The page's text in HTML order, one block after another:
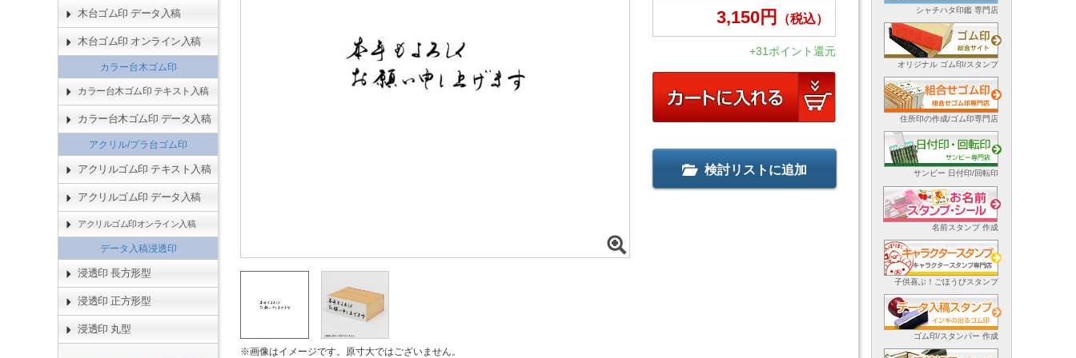
※画像はイメージです。原寸大ではございません。
3,150円 （税込）
+31ポイント還元
検討リストに追加
木台ゴム印 データ入稿
木台ゴム印 オンライン入稿
カラー台木ゴム印
カラー台木ゴム印 テキスト入稿
カラー台木ゴム印 データ入稿
アクリル/プラ台ゴム印
アクリルゴム印 テキスト入稿
アクリルゴム印 データ入稿
アクリルゴム印オンライン入稿
データ入稿浸透印
浸透印 長方形型
浸透印 正方形型
浸透印 丸型
シャチハタ印鑑 専門店
オリジナル ゴム印/スタンプ
住所印の作成/ゴム印専門店
サンビー 日付印/回転印
名前スタンプ 作成
子供喜ぶ！ごほうびスタンプ
ゴム印/スタンパー 作成